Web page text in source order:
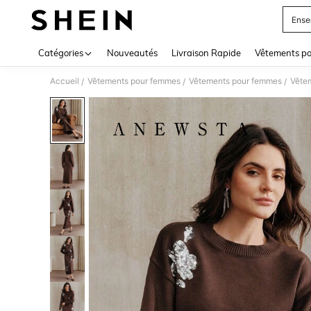
Catégories Nouveautés Livraison Rapide Vêtements
Accueil / Vêtements pour femmes / Vêtements pour femmes /